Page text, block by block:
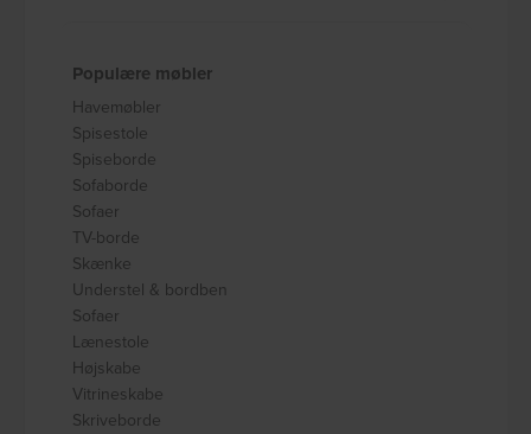
Populære møbler
Havemøbler
Spisestole
Spiseborde
Sofaborde
Sofaer
TV-borde
Skænke
Understel & bordben
Sofaer
Lænestole
Højskabe
Vitrineskabe
Skriveborde